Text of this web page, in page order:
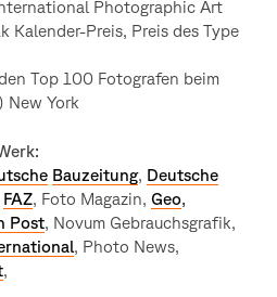
Photographic Art
Kalender-Preis, Preis des Type
Top 100 Fotografen beim
New York
Bauzeitung, Deutsche
FAZ, Foto Magazin, Geo,
Post, Novum Gebrauchsgrafik,
, Photo News,
,